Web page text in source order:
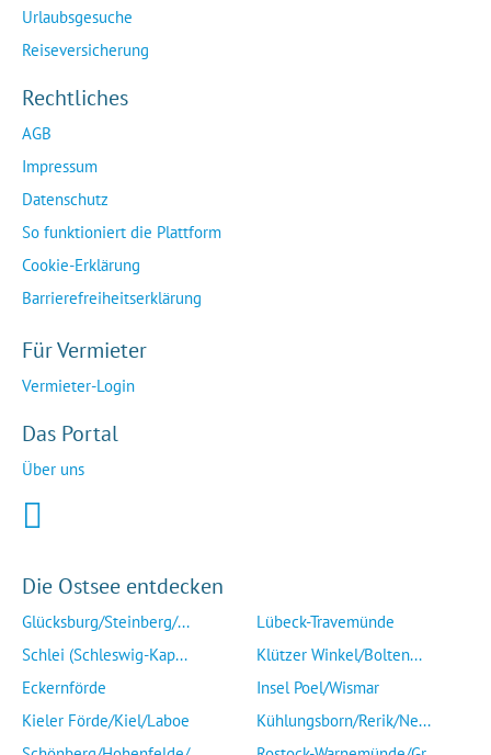
Urlaubsgesuche
Reiseversicherung
Rechtliches
AGB
Impressum
Datenschutz
So funktioniert die Plattform
Cookie-Erklärung
Barrierefreiheitserklärung
Für Vermieter
Vermieter-Login
Das Portal
Über uns
Die Ostsee entdecken
Glücksburg/Steinberg/...
Schlei (Schleswig-Kap...
Eckernförde
Kieler Förde/Kiel/Laboe
Lübeck-Travemünde
Klützer Winkel/Bolten...
Insel Poel/Wismar
Kühlungsborn/Rerik/Ne...